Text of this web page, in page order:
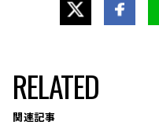
RELATED
関連記事